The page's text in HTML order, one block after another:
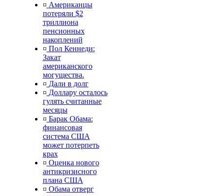
¤ Американцы
потеряли $2
триллиона
пенсионных
накоплений
¤ Пол Кеннеди:
Закат
американского
могущества.
¤ Дали в долг
¤ Доллару осталось
гулять считанные
месяцы
¤ Барак Обама:
финансовая
система США
может потерпеть
крах
¤ Оценка нового
антикризисного
плана США
¤ Обама отверг